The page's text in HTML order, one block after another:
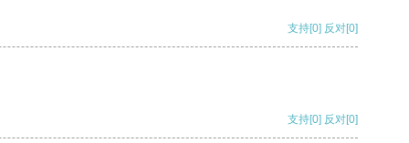
支持[0] 反对[0]
支持[0] 反对[0]